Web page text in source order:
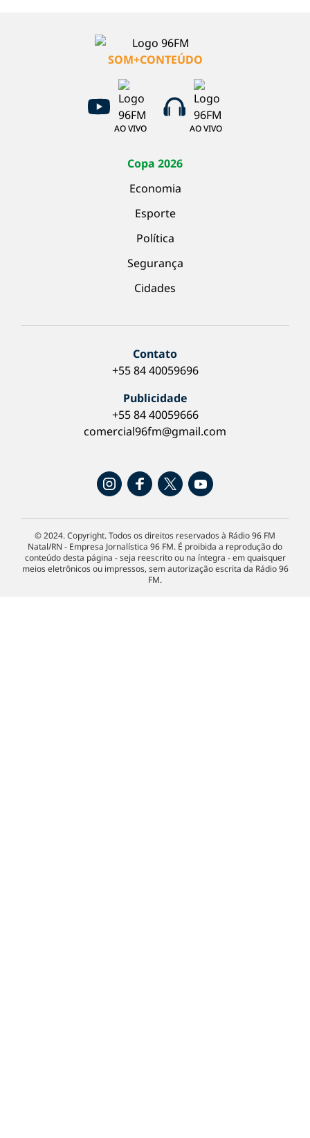
SOM+CONTEÚDO
AO VIVO AO VIVO
Copa 2026
Economia
Esporte
Política
Segurança
Cidades
Contato
+55 84 40059696
Publicidade
+55 84 40059666
comercial96fm@gmail.com
© 2024. Copyright. Todos os direitos reservados à Rádio 96 FM
Natal/RN - Empresa Jornalística 96 FM. É proibida a reprodução do
conteúdo desta página - seja reescrito ou na íntegra - em quaisquer
meios eletrônicos ou impressos, sem autorização escrita da Rádio 96
FM.